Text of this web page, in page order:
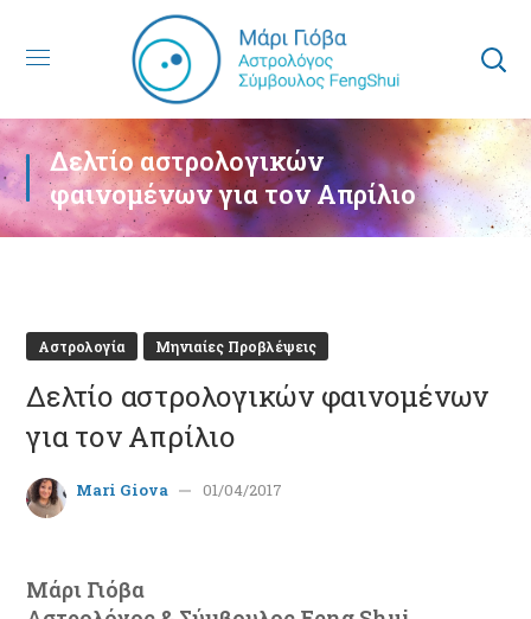
Δελτίο αστρολογικών
φαινομένων για τον Απρίλιο
Αστρολογία Μηνιαίες Προβλέψεις
Δελτίο αστρολογικών φαινομένων
για τον Απρίλιο
Mari Giova 01/04/2017
Μάρι Γιόβα